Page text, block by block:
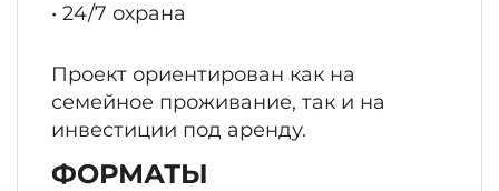
• 24/7 охрана
Проект ориентирован как на
семейное проживание, так и на
инвестиции под аренду.
ФОРМАТЫ